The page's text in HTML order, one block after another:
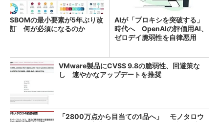
SBOMの最小要素が5年ぶり改
訂 何が必須になるのか
AIが「プロキシを突破する」
時代へ OpenAIの評価用AI、
ゼロデイ脆弱性を自律悪用
VMware製品にCVSS 9.8の脆弱性、回避策な
し 速やかなアップデートを推奨
「2800万点から目当ての1品へ」 モノタロウ